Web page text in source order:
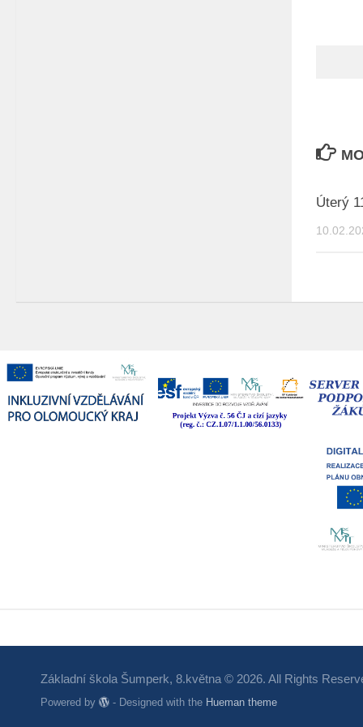
Úterý
Základní škola Šumperk, 8.května © 2026. All Rights
Powered by - Designed with the Hueman theme